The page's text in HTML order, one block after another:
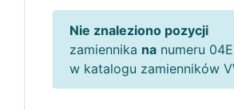
Nie znaleziono pozycji
zamiennika na numeru
w katalogu zamienników